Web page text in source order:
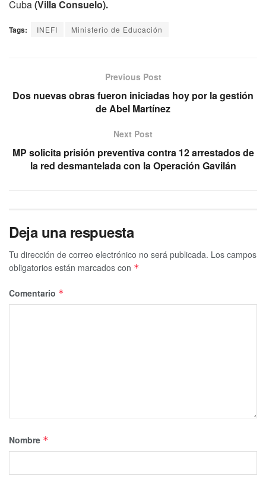
Cuba(Villa Consuelo).
Tags: INEFI Ministerio de Educación
Previous Post
Dos nuevas obras fueron iniciadas hoy por la gestión
de Abel Martínez
Next Post
MP solicita prisión preventiva contra 12 arrestados de
la red desmantelada con la Operación Gavilán
Deja una respuesta
Tu dirección de correo electrónico no será publicada. Los campos
obligatorios están marcados con *
Comentario *
Nombre *